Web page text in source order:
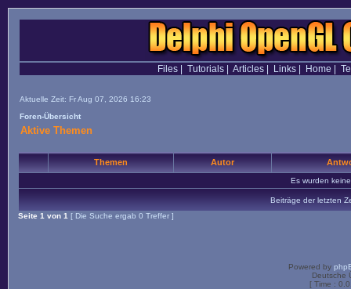
Files| Tutorials| Articles| Links| Home
Aktuelle Zeit: Fr Aug 07, 2026 16:23
Foren-Übersicht
Aktive Themen
Themen Autor
Es wurden
Beiträge der letzten
Seite 1 von 1 [ Die Suche ergab 0 Treffer ]
Powered by
Deutsche
[ Time :